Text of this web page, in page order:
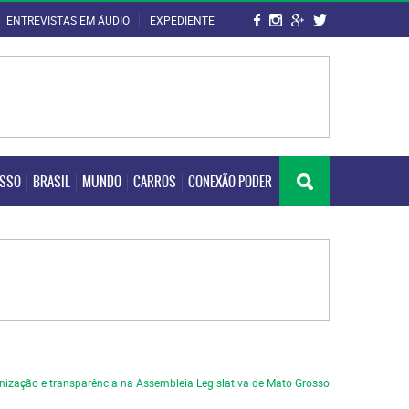
ENTREVISTAS EM ÁUDIO EXPEDIENTE
BRASIL MUNDO CARROS CONEXÃO PODER
BRASIL MUNDO CARROS CONEXÃO PODER
e transparência na Assembleia Legislativa de Mato Grosso